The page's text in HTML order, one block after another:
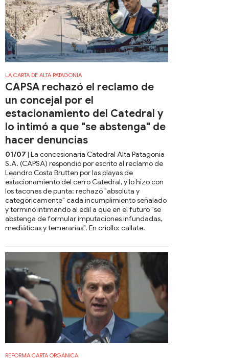
LA CARTA DE ALTA PATAGONIA
CAPSA rechazó el reclamo de
un concejal por el
estacionamiento del Catedral y
lo intimó a que "se abstenga" de
hacer denuncias
01/07 | La concesionaria Catedral Alta Patagonia
S.A. (CAPSA) respondió por escrito al reclamo de
Leandro Costa Brutten por las playas de
estacionamiento del cerro Catedral, y lo hizo con
los tacones de punta: rechazó "absoluta y
categóricamente" cada incumplimiento señalado
y terminó intimando al edil a que en el futuro "se
abstenga de formular imputaciones infundadas,
mediáticas y temerarias". En criollo: callate.
REFORMA CARTA ORGÁNICA